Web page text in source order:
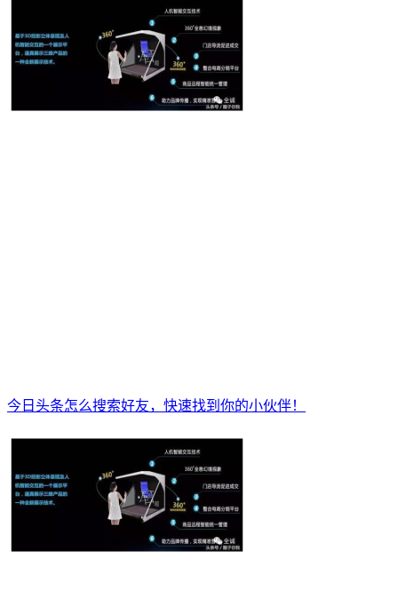
今日头条怎么搜索好友，快速找到你的小伙伴！